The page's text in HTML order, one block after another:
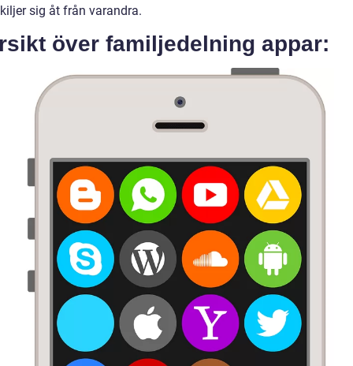
sig åt från varandra.
över familjedelning appar: